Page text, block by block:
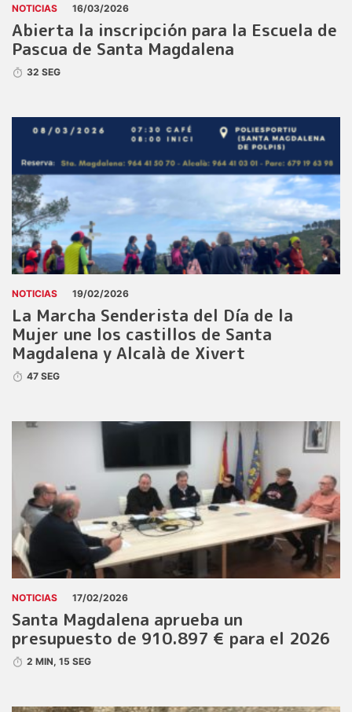
NOTICIAS 16/03/2026
Abierta la inscripción para la Escuela de
Pascua de Santa Magdalena
32 SEG
NOTICIAS 19/02/2026
La Marcha Senderista del Día de la
Mujer une los castillos de Santa
Magdalena y Alcalà de Xivert
47 SEG
NOTICIAS 17/02/2026
Santa Magdalena aprueba un
presupuesto de 910.897 € para el 2026
2 MIN, 15 SEG